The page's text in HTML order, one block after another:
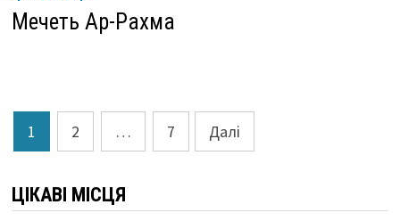
Мечеть Ар-Рахма
Пагінація
записів
1 2 … 7 Далі
ЦІКАВІ МІСЦЯ